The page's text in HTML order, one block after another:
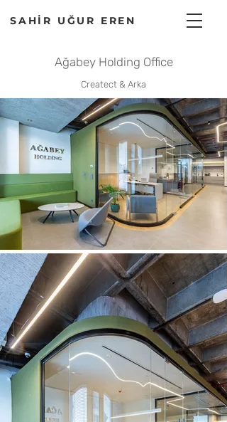
SAHİR UĞUR EREN
Ağabey Holding Office
Createct & Arka